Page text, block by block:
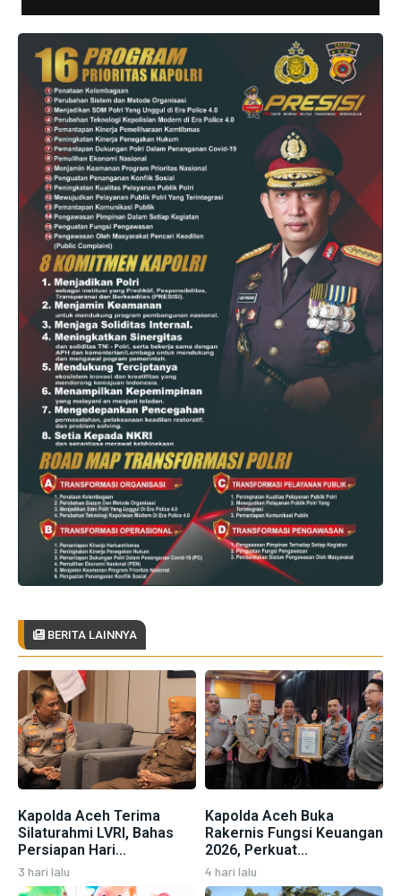
BERITA LAINNYA
Kapolda Aceh Terima
Silaturahmi LVRI, Bahas
Persiapan Hari...
3 hari lalu
Kapolda Aceh Buka
Rakernis Fungsi Keuangan
2026, Perkuat...
4 hari lalu